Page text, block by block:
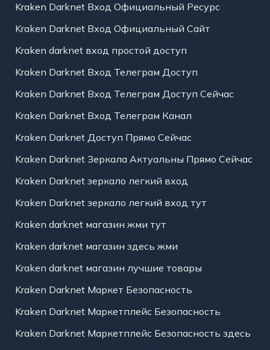
Kraken Darknet Вход Официальный Ресурс
Kraken Darknet Вход Официальный Сайт
Kraken darknet вход простой доступ
Kraken Darknet Вход Телеграм Доступ
Kraken Darknet Вход Телеграм Доступ Сейчас
Kraken Darknet Вход Телеграм Канал
Kraken Darknet Доступ Прямо Сейчас
Kraken Darknet Зеркала Актуальны Прямо Сейчас
Kraken Darknet зеркало легкий вход
Kraken Darknet зеркало легкий вход тут
Kraken darknet магазин жми тут
Kraken darknet магазин здесь жми
Kraken darknet магазин лучшие товары
Kraken Darknet Маркет Безопасность
Kraken Darknet Маркетплейс Безопасность
Kraken Darknet Маркетплейс Безопасность здесь